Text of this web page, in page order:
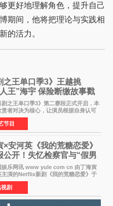
更好地理解角色，提升自己
期间，他将把理论与实践相
的活力。
之王单口季3》王越挑
王”海宇 保险断缴故事戳
痛点
王单口季3》第二赛段正式开启，本
赏者对决为核心，让演员根据自身认可
在作品碰撞中完成一次喜剧创作者之
。这里有实力相当的正面对抗，也有老
对手之
节目
×安河英《我的荒糖恋爱》
公开！失忆检察官与“假男
居罗曼史来
网讯 www yule com cn 由丁海寅
主演的Netflix新剧《我的荒糖恋爱》于
主海报，正式进入开播倒计时。 海
人并肩站在充满怀旧气息的九津麦芽村
丁
剧